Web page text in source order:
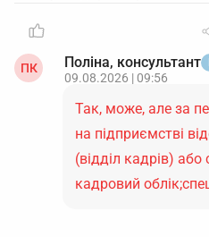
ПК Поліна, консультант
09.08.2026 | 09:56
Так, може, але за
на підприємстві
(відділ кадрів) або
кадровий